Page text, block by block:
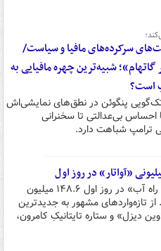
سرکرده‌های مافیا و سیاست/
شبیه‌ترین چهره مافیایی به
است؟
پنگوئن در نطق‌های نمایشی‌اش
احساس بی‌عدالتی تا سخنرانی‌
ترامپ شباهت دارد.
تریلر «آواتار: راه آب» در روز اول ۱۴۸.۶ میلیون
تازه‌واردهای مشهور به جدیدترین
دیزل» و ستاره تایتانیکِ کامرون،